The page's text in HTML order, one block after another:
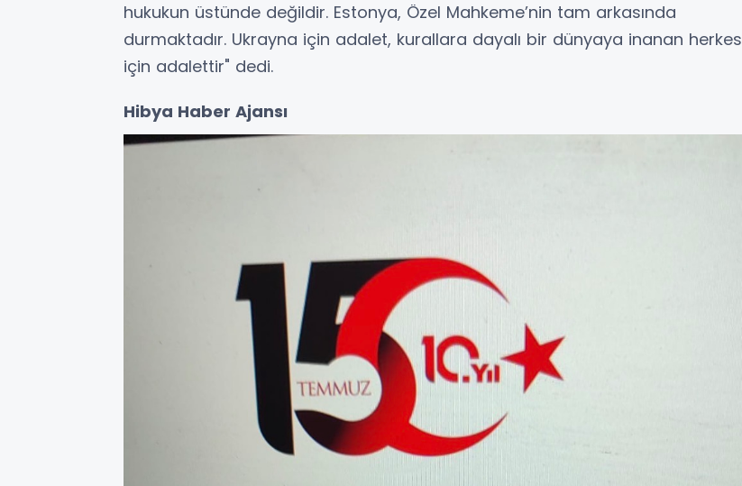
hukukun üstünde değildir. Estonya, Özel Mahkeme’nin tam arkasında
durmaktadır. Ukrayna için adalet, kurallara dayalı bir dünyaya inanan herkes
için adalettir" dedi.
Hibya Haber Ajansı